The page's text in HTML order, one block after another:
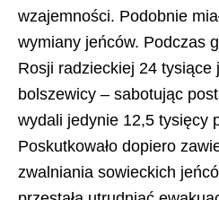
wzajemności. Podobnie
wymiany jeńców. Podczas
Rosji radzieckiej 24 tysiące
bolszewicy – sabotując
wydali jedynie 12,5 tysięcy
Poskutkowało dopiero
zwalniania sowieckich